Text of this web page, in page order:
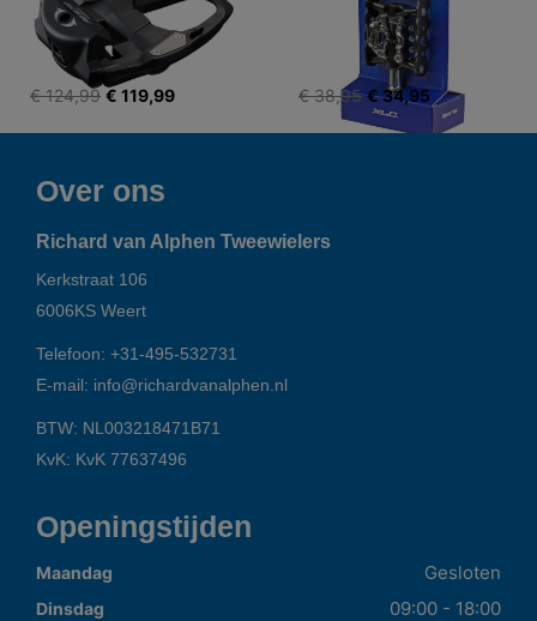
€ 124,99 € 119,99 € 38,95 € 34,95
Over ons
Richard van Alphen Tweewielers
Kerkstraat 106
6006KS Weert
Telefoon: +31-495-532731
E-mail: info@richardvanalphen.nl
BTW: NL003218471B71
KvK: KvK 77637496
Openingstijden
Maandag Gesloten
Dinsdag 09:00 - 18:00